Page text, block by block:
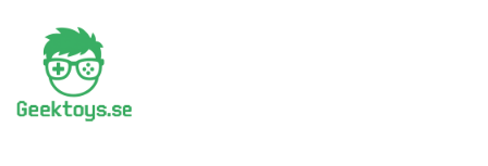
Hoppa
innehåll